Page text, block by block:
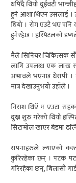
थपिँदै थियो दुईवटी
हुने आशा थिएन उसलाई ।
थियो । रोग एउटै भए पनि
हुनेरहेछ । हस्पिटलको दृष्यले
मैले सिनियर चिकित्सक
लागि उपलब्ध एक लाख
अभावले भएनछ थेरापी ।
मात्र देखाउनुभयो उहाँले ।
निराश थिएँ म एउटा
दुख्न शुरु गरेको थियो
सिटामोल खाएर बेडमा
सपनाहरुले ल्याएको
कुरिरहेका छन् । पटक
गरिरहेका छन्, बिलासी